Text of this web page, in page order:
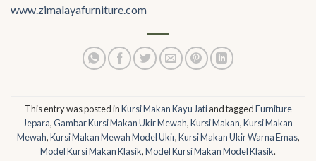
www.zimalayafurniture.com
This entry was posted inKursi Makan Kayu Jatiand taggedFurniture
Jepara,Gambar Kursi Makan Ukir Mewah,Kursi Makan,Kursi Makan
Mewah,Kursi Makan Mewah Model Ukir,Kursi Makan Ukir Warna Emas,
Model Kursi Makan Klasik,Model Kursi Makan Model Klasik.